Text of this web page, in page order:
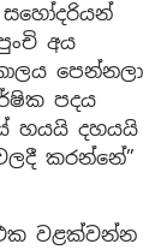
අය
පෙන්නලා
පදය
හයයි දහයයි
කරන්නේ”
වළක්වන්න